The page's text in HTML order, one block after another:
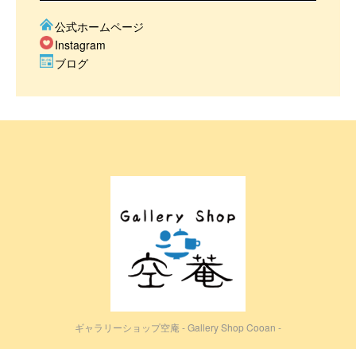
公式ホームページ
Instagram
ブログ
ギャラリーショップ空庵 - Gallery Shop Cooan -